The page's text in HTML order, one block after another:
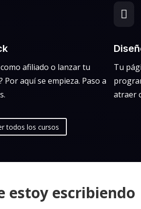
afiliado o lanzar tu
aquí se empieza. Paso a

Tu
atraer
todos los cursos
estoy escribiendo